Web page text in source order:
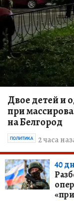
Двое детей и
при
на Белгород
2 часа
ПОЛИТИКА
40